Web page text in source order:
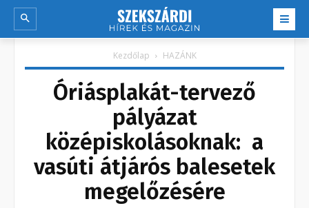
Kezdőlap HAZÁNK
Óriásplakát-tervező
pályázat
középiskolásoknak: a
vasúti átjárós balesetek
megelőzésére